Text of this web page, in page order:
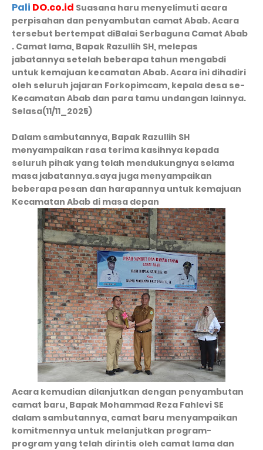
Pali DO.co.id Suasana haru menyelimuti acara
perpisahan dan penyambutan camat Abab. Acara
tersebut bertempat diBalai Serbaguna Camat Abab
. Camat lama, Bapak Razullih SH, melepas
jabatannya setelah beberapa tahun mengabdi
untuk kemajuan kecamatan Abab. Acara ini dihadiri
oleh seluruh jajaran Forkopimcam, kepala desa se-
Kecamatan Abab dan para tamu undangan lainnya.
Selasa(11/11_2025)
Dalam sambutannya, Bapak Razullih SH
menyampaikan rasa terima kasihnya kepada
seluruh pihak yang telah mendukungnya selama
masa jabatannya.saya juga menyampaikan
beberapa pesan dan harapannya untuk kemajuan
Kecamatan Abab di masa depan
Acara kemudian dilanjutkan dengan penyambutan
camat baru, Bapak Mohammad Reza Fahlevi SE
dalam sambutannya, camat baru menyampaikan
komitmennya untuk melanjutkan program-
program yang telah dirintis oleh camat lama dan